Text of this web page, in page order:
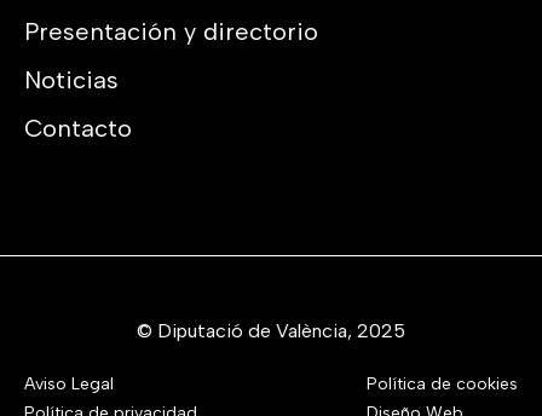
Presentación y directorio
Noticias
Contacto
Aviso Legal
© Diputació de València, 2025
Política de cookies